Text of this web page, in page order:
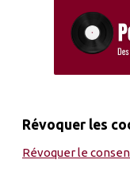
Révoquer les
Révoquer le